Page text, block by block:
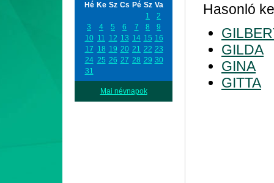
Hé Ke Sz Cs Pé Sz Va
1
2
3
4 5 6 7 8
9
10 11 12 13 14 15 16
17 18 19 20 21 22 23
24 25 26 27 28 29 30
31
Mai névnapok
Hasonló
GILDA
GINA
GITTA